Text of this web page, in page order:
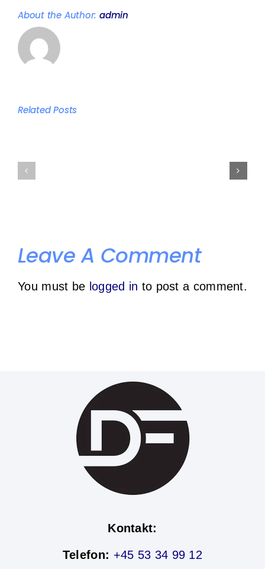
About the Author: admin
Related Postsbest
individual
schedule
Plan
in
the
Gym
Leave A Comment
You must be logged in to post a comment.
Kontakt:
Telefon: +45 53 34 99 12